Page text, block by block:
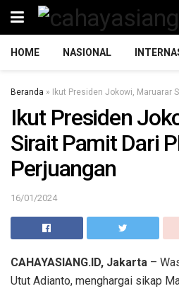
HOME NASIONAL
Beranda » Ikut Presiden Jokowi, Maruarar
Ikut Presiden
Sirait Pamit Dari
Perjuangan
16/01/2024
CAHAYASIANG.ID, Jakarta –
Utut Adianto, menghargai sikap